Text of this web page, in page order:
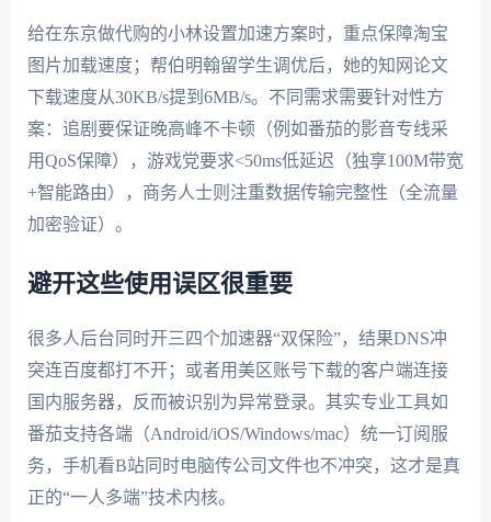
给在东京做代购的小林设置加速方案时，重点保障淘宝
图片加载速度；帮伯明翰留学生调优后，她的知网论文
下载速度从30KB/s提到6MB/s。不同需求需要针对性方
案：追剧要保证晚高峰不卡顿（例如番茄的影音专线采
用QoS保障），游戏党要求<50ms低延迟（独享100M带宽
+智能路由），商务人士则注重数据传输完整性（全流量
加密验证）。
避开这些使用误区很重要
很多人后台同时开三四个加速器“双保险”，结果DNS冲
突连百度都打不开；或者用美区账号下载的客户端连接
国内服务器，反而被识别为异常登录。其实专业工具如
番茄支持各端（Android/iOS/Windows/mac）统一订阅服
务，手机看B站同时电脑传公司文件也不冲突，这才是真
正的“一人多端”技术内核。